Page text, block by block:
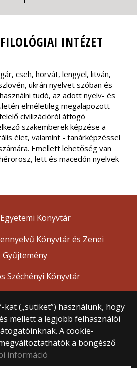
INTÉZET
cseh, horvát, lengyel, litván,
ukrán nyelvet szóban és
tudó, az adott nyelv- és
elméletileg megalapozott
civilizációról átfogó
szakemberek képzése a
élet, valamint - tanárképzéssel
Emellett lehetőség van
lett és macedón nyelvek
kat („sütiket”) használunk, hogy
mellett a legjobb felhasználói
A cookie-
a böngésző
információ
Könyvtár
Könyvtár és Zenei
Gyűjtemény
Széchényi Könyvtár
Tudományegyetem
jog fenntartva.
Egyetem tér 1–3.
+36 1 411 6500